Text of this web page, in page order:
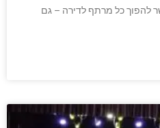
להפוך כל מרתף לדירה – גם